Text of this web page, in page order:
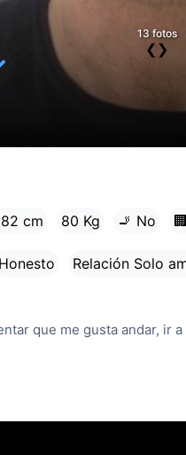
13 fotos
❮ ❯
cm 80 Kg 🚬 No
Honesto Relación Solo
que me gusta andar, ir